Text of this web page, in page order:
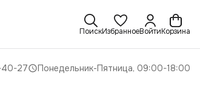
ПоискИзбранноеВойтиКорзина
40-27 Понедельник-Пятница, 09:00-18:00